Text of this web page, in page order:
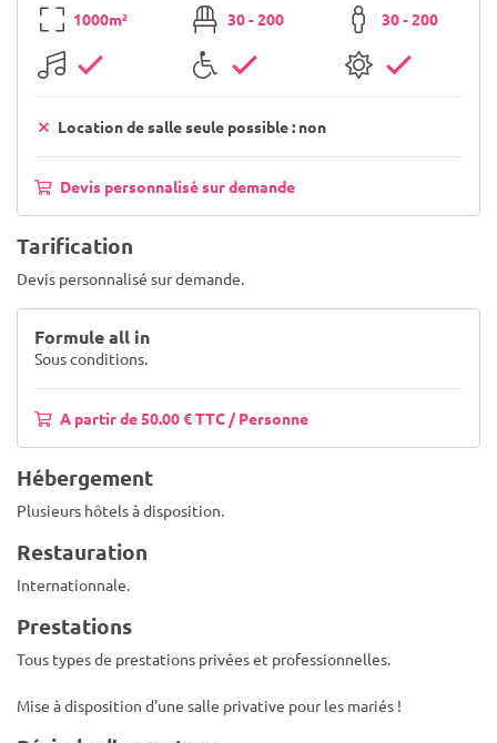
1000m² 30 - 200 30 - 200
Location de salle seule possible : non
Devis personnalisé sur demande
Tarification
Devis personnalisé sur demande.
Formule all in
Sous conditions.
A partir de 50.00 € TTC / Personne
Hébergement
Plusieurs hôtels à disposition.
Restauration
Internationnale.
Prestations
Tous types de prestations privées et professionnelles.
Mise à disposition d'une salle privative pour les mariés !